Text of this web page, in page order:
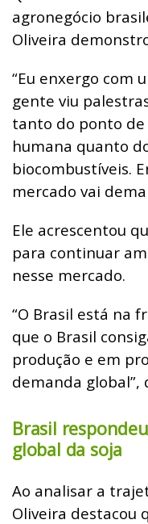
agronegócio
Oliveira
“Eu enxergo com
gente viu
tanto do ponto
humana quanto
biocombustíveis.
mercado vai
Ele acrescentou
para continuar
nesse mercado.
“O Brasil está na
que o Brasil
produção e em
demanda global”,
Brasil
global da soja
Ao analisar a
Oliveira destacou